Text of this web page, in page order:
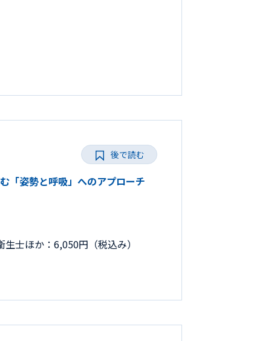
「姿勢と呼吸」へのアプローチ
ほか：6,050円（税込み）
後で読む